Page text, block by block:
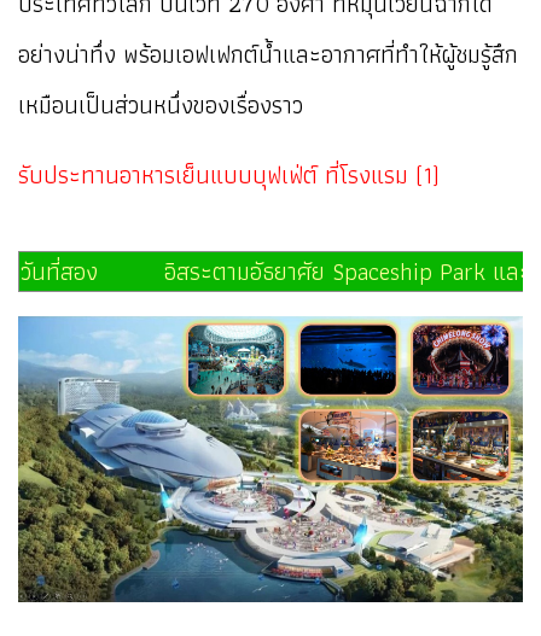
อย่างน่าทึ่ง พร้อมเอฟเฟกต์น้ำและอากาศที่ทำให้ผู้ชมรู้สึก
เหมือนเป็นส่วนหนึ่งของเรื่องราว
รับประทานอาหารเย็นแบบบุฟเฟ่ต์ ที่โรงแรม (1)
วันที่สอง อิสระตามอัธยาศัย Spaceship Park และ